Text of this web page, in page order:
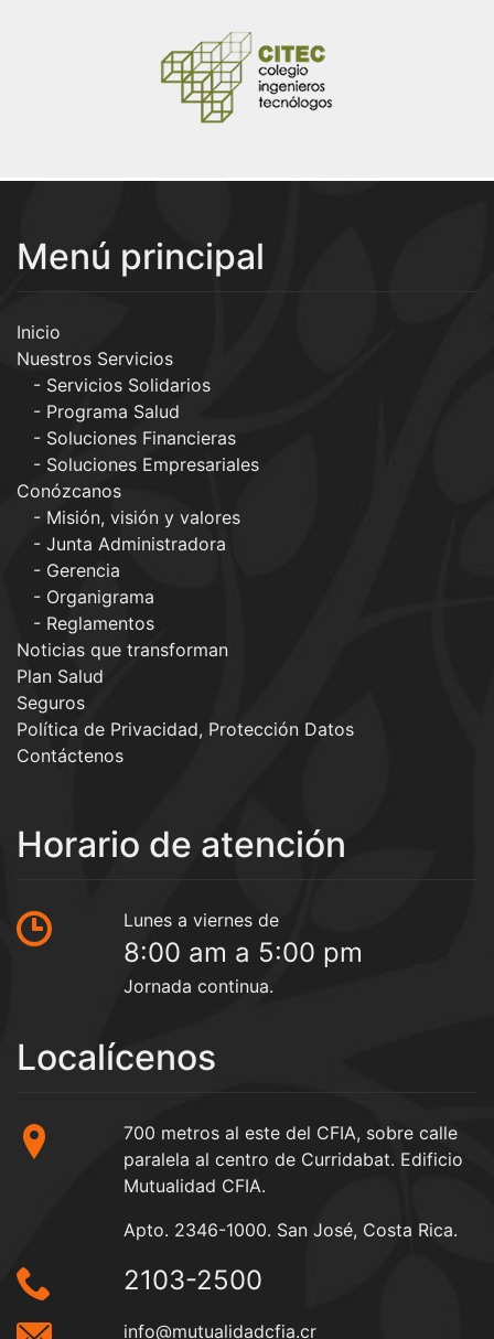
Menú principal
Inicio
Nuestros Servicios
Servicios Solidarios
Programa Salud
Soluciones Financieras
Soluciones Empresariales
Conózcanos
Misión, visión y valores
Junta Administradora
Gerencia
Organigrama
Reglamentos
Noticias que transforman
Plan Salud
Seguros
Política de Privacidad, Protección Datos
Contáctenos
Horario de atención
Lunes a viernes de
8:00 am a 5:00 pm
Jornada continua.
Localícenos
700 metros al este del CFIA, sobre calle
paralela al centro de Curridabat. Edificio
Mutualidad CFIA.
Apto. 2346-1000. San José, Costa Rica.
2103-2500
info@mutualidadcfia.cr